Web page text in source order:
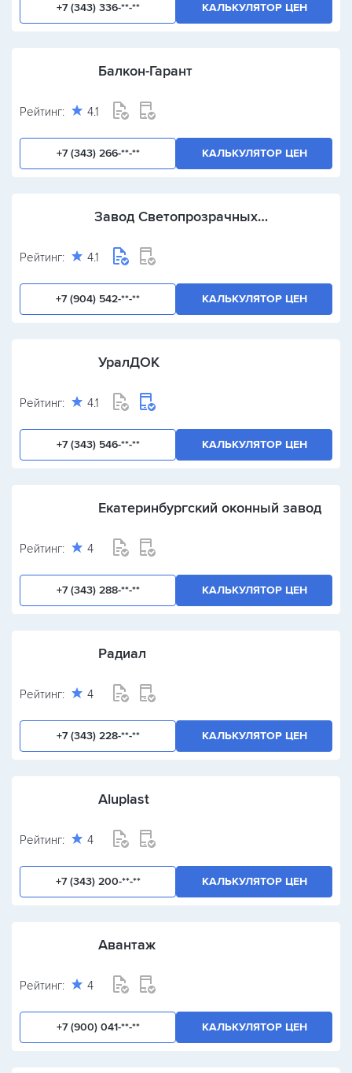
+7 (343) 336-**-** КАЛЬКУЛЯТОР ЦЕН
Балкон-Гарант
Рейтинг: 4.1
+7 (343) 266-**-** КАЛЬКУЛЯТОР ЦЕН
Завод Светопрозрачных
Рейтинг: 4.1
+7 (904) 542-**-** КАЛЬКУЛЯТОР ЦЕН
УралДОК
Рейтинг: 4.1
+7 (343) 546-**-** КАЛЬКУЛЯТОР ЦЕН
Екатеринбургский оконный завод
Рейтинг: 4
+7 (343) 288-**-** КАЛЬКУЛЯТОР ЦЕН
Радиал
Рейтинг: 4
+7 (343) 228-**-** КАЛЬКУЛЯТОР ЦЕН
Aluplast
Рейтинг: 4
+7 (343) 200-**-** КАЛЬКУЛЯТОР ЦЕН
Авантаж
Рейтинг: 4
+7 (900) 041-**-** КАЛЬКУЛЯТОР ЦЕН